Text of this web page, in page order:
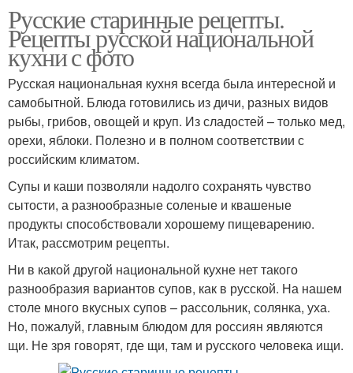
Русские старинные рецепты.
Рецепты русской национальной
кухни с фото
Русская национальная кухня всегда была интересной и
самобытной. Блюда готовились из дичи, разных видов
рыбы, грибов, овощей и круп. Из сладостей – только мед,
орехи, яблоки. Полезно и в полном соответствии с
российским климатом.
Супы и каши позволяли надолго сохранять чувство
сытости, а разнообразные соленые и квашеные
продукты способствовали хорошему пищеварению.
Итак, рассмотрим рецепты.
Ни в какой другой национальной кухне нет такого
разнообразия вариантов супов, как в русской. На нашем
столе много вкусных супов – рассольник, солянка, уха.
Но, пожалуй, главным блюдом для россиян являются
щи. Не зря говорят, где щи, там и русского человека ищи.